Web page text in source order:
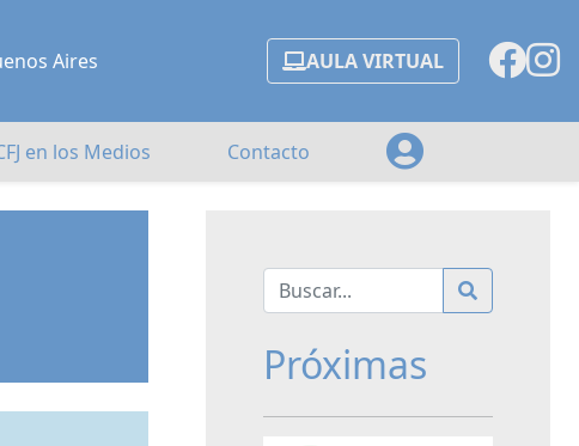
Aires AULA VIRTUAL
en los Medios Contacto
Próximas